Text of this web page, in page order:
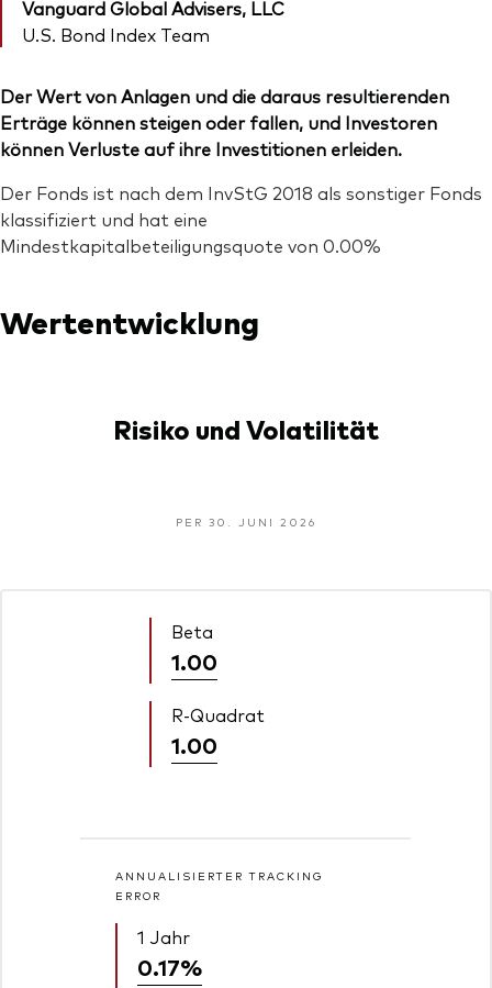
Vanguard Global Advisers, LLC
U.S. Bond Index Team
Der Wert von Anlagen und die daraus resultierenden
Erträge können steigen oder fallen, und Investoren
können Verluste auf ihre Investitionen erleiden.
Der Fonds ist nach dem InvStG 2018 als sonstiger Fonds
klassifiziert und hat eine
Mindestkapitalbeteiligungsquote von 0.00%
Wertentwicklung
Risiko und Volatilität
PER 30. JUNI 2026
Beta
1.00
R-Quadrat
1.00
ANNUALISIERTER TRACKING
ERROR
1 Jahr
0.17%